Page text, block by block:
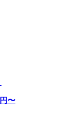
円〜